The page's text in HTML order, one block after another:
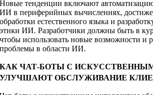
Новые тенденции включают
ИИ в периферийных вычислениях,
обработки естественного языка и
этики ИИ. Разработчики должны быть в
чтобы использовать новые возможности и
проблемы в области ИИ.
КАК ЧАТ-БОТЫ С
УЛУЧШАЮТ ОБСЛУЖИВАНИЕ